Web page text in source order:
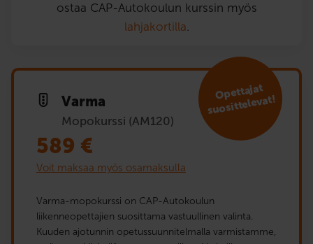
ostaa CAP-Autokoulun kurssin myös
lahjakortilla.
Varma
Mopokurssi (AM120)
Opet­tajat
suosit­televat!
589 €
Voit maksaa myös osamaksulla
Varma-mopokurssi on CAP-Autokoulun
liikenneopettajien suosittama vastuullinen valinta.
Kuuden ajotunnin opetussuunnitelmalla varmistamme,